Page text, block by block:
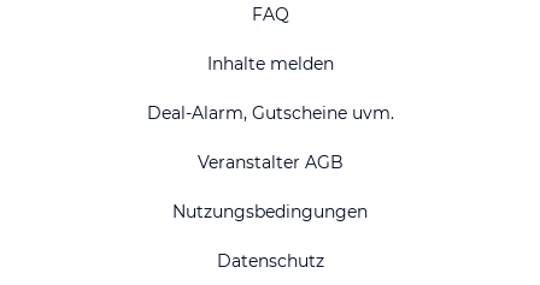
FAQ
Inhalte melden
Deal-Alarm, Gutscheine uvm.
Veranstalter AGB
Nutzungsbedingungen
Datenschutz